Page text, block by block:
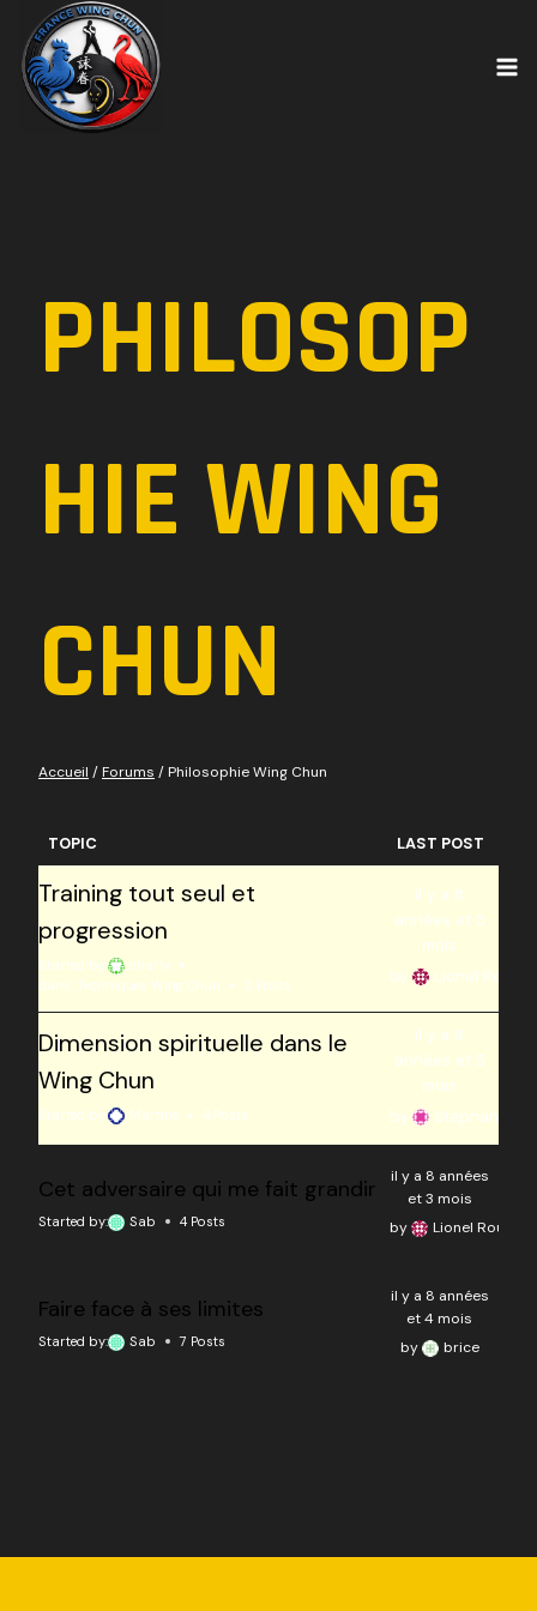
content
PHILOSOP
HIE WING
CHUN
Accueil /Forums /Philosophie Wing Chun
TOPIC LAST POST
Training tout seul et
progression
Started by:
charly
dans : Techniques Wing Chun 2 Posts
il y a 8
années et 5
mois
by
Lionel Roulier
Dimension spirituelle dans le
Wing Chun
Started by: Martine 4 Posts
il y a 8
années et 5
mois
by
Stéphane
Cet adversaire qui me fait grandir
Started by: Sab 4 Posts
il y a 8 années
et 3 mois
by
Lionel Roulier
Faire face à ses limites
Started by: Sab 7 Posts
il y a 8 années
et 4 mois
by
brice